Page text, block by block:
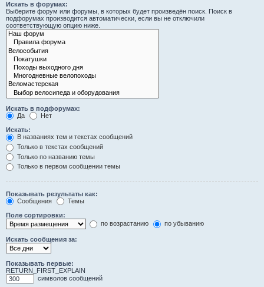
Искать в форумах:
Выберите форум или форумы, в которых будет произведён поиск. Поиск в
подфорумах производится автоматически, если вы не отключили
соответствующую опцию ниже.
Искать в подфорумах:
Да
Нет
Искать:
В названиях тем и текстах сообщений
Только в текстах сообщений
Только по названию темы
Только в первом сообщении темы
Показывать результаты как:
Сообщения
Темы
Поле сортировки:
по возрастанию
по убыванию
Искать сообщения за:
Показывать первые:
RETURN_FIRST_EXPLAIN
символов сообщений